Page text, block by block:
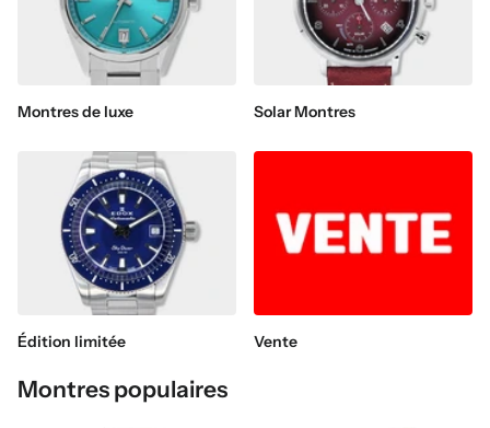
Montres de luxe Solar Montres
Édition limitée Vente
Montres populaires